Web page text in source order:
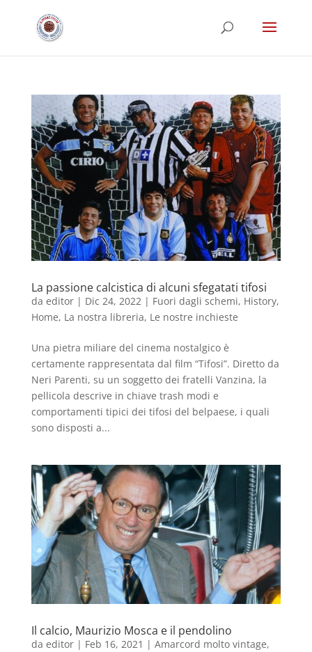
La passione calcistica di alcuni sfegatati tifosi
da editor| Dic 24, 2022| Fuori dagli schemi, History,
Home, La nostra libreria, Le nostre inchieste
Una pietra miliare del cinema nostalgico è
certamente rappresentata dal film “Tifosi”. Diretto da
Neri Parenti, su un soggetto dei fratelli Vanzina, la
pellicola descrive in chiave trash modi e
comportamenti tipici dei tifosi del belpaese, i quali
sono disposti a...
Il calcio, Maurizio Mosca e il pendolino
da editor| Feb 16, 2021 | Amarcord molto vintage,